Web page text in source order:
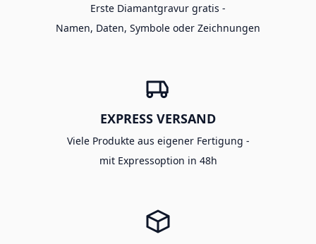
Erste Diamantgravur gratis -
Namen, Daten, Symbole oder Zeichnungen
EXPRESS VERSAND
Viele Produkte aus eigener Fertigung -
mit Expressoption in 48h